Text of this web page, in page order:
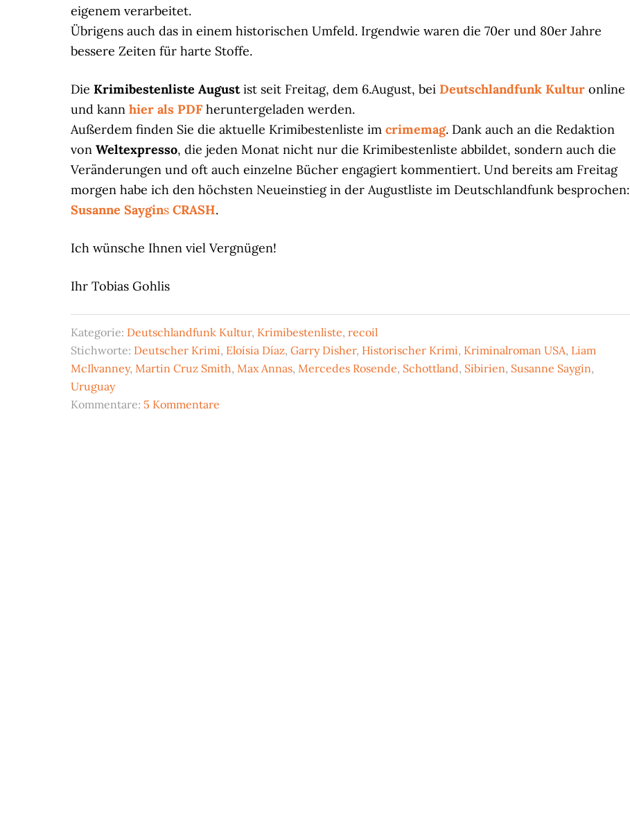
eigenem verarbeitet.
Übrigens auch das in einem historischen Umfeld. Irgendwie waren die 70er und 80er Jahre
bessere Zeiten für harte Stoffe.
Die Krimibestenliste Augustist seit Freitag, dem 6.August, bei Deutschlandfunk Kultur online
und kann hier als PDF heruntergeladen werden.
Außerdem finden Sie die aktuelle Krimibestenliste im crimemag. Dank auch an die Redaktion
von Weltexpresso, die jeden Monat nicht nur die Krimibestenliste abbildet, sondern auch die
Veränderungen und oft auch einzelne Bücher engagiert kommentiert. Und bereits am Freitag
morgen habe ich den höchsten Neueinstieg in der Augustliste im Deutschlandfunk besprochen:
Susanne Saygins CRASH.
Ich wünsche Ihnen viel Vergnügen!
Ihr Tobias Gohlis
Kategorie: Deutschlandfunk Kultur, Krimibestenliste, recoil
Stichworte: Deutscher Krimi, Eloísia Díaz, Garry Disher, Historischer Krimi, Kriminalroman USA, Liam
McIlvanney, Martin Cruz Smith, Max Annas, Mercedes Rosende, Schottland, Sibirien, Susanne Saygin,
Uruguay
Kommentare: 5 Kommentare